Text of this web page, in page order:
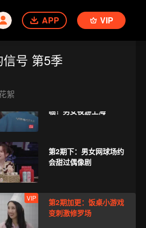
APP VIP
号 第5季
絮
聚开启厨房修罗场
会氛围感拉满
临！男女夜游上海
第2期下：男女网球场约
会甜过偶像剧
VIP
第2期加更：饭桌小游戏
变刺激修罗场